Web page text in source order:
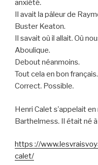
anxiété.
Il avait la pâleur de
Buster Keaton.
Il savait où il allait. Où
Aboulique.
Debout néanmoins.
Tout cela en bon
Correct. Possible.
Henri Calet s’appelait
Barthelmess. Il était né
https ://
calet/